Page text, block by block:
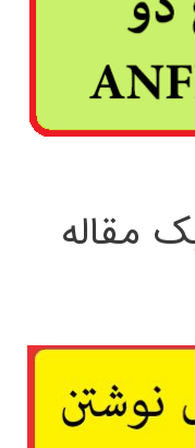
مقاله